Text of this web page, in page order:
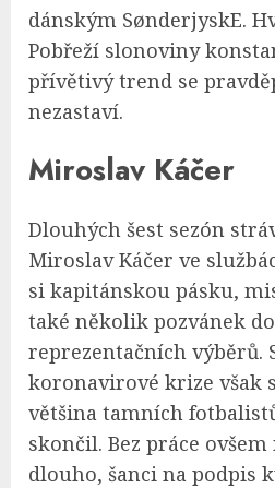
dánským SønderjyskE.
Pobřeží slonoviny
přívětivý trend se
nezastaví.
Miroslav Káčer
Dlouhých šest sezón
Miroslav Káčer ve
si kapitánskou pásku,
také několik pozvánek
reprezentačních výběrů.
koronavirové krize však
většina tamních
skončil. Bez práce
dlouho, šanci na podpis